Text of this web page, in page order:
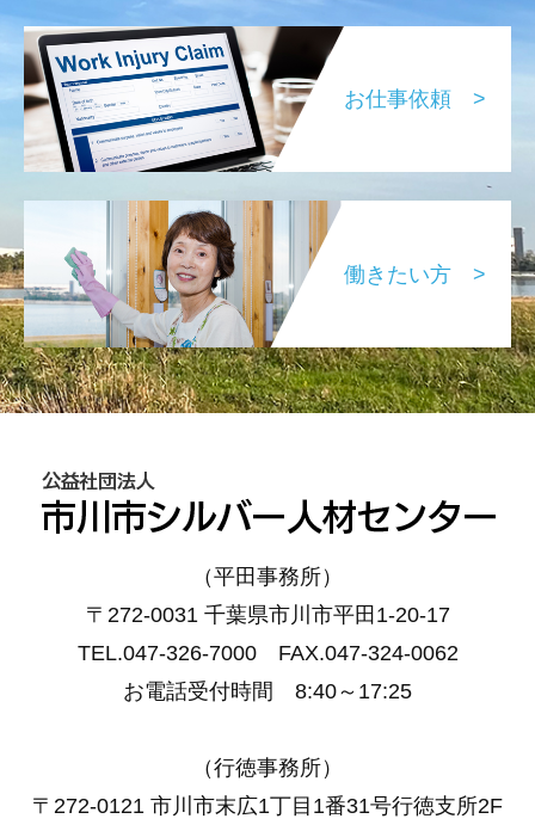
お仕事依頼 >
働きたい方 >
（平田事務所）
〒272-0031 千葉県市川市平田1-20-17
TEL.047-326-7000 FAX.047-324-0062
お電話受付時間 8:40～17:25
（行徳事務所）
〒272-0121 市川市末広1丁目1番31号行徳支所2F